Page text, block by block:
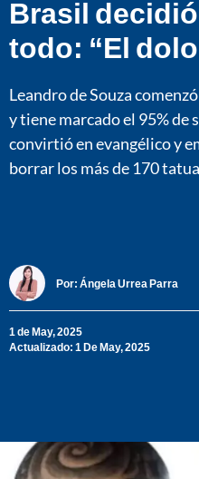
Brasil
todo: “El
Leandro de Souza
y tiene marcado el 95% de
convirtió en evangélico y
borrar los más de 170
Por: Ángela Urrea Parra
1 de May, 2025
Actualizado: 1 De May, 2025